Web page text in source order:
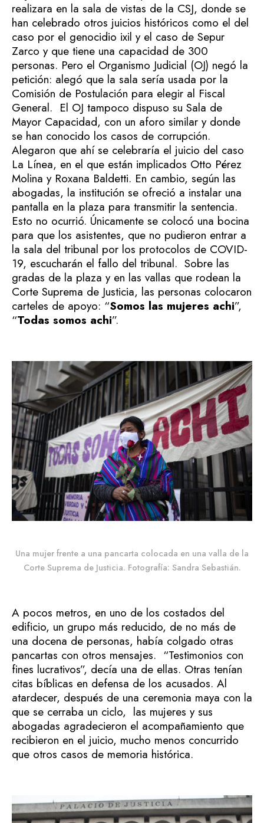
realizara en la sala de vistas de la CSJ, donde se
han celebrado otros juicios históricos como el del
caso por el genocidio ixil y el caso de Sepur
Zarco y que tiene una capacidad de 300
personas. Pero el Organismo Judicial (OJ) negó la
petición: alegó que la sala sería usada por la
Comisión de Postulación para elegir al Fiscal
General. El OJ tampoco dispuso su Sala de
Mayor Capacidad, con un aforo similar y donde
se han conocido los casos de corrupción.
Alegaron que ahí se celebraría el juicio del caso
La Línea, en el que están implicados Otto Pérez
Molina y Roxana Baldetti. En cambio, según las
abogadas, la institución se ofreció a instalar una
pantalla en la plaza para transmitir la sentencia.
Esto no ocurrió. Únicamente se colocó una bocina
para que los asistentes, que no pudieron entrar a
la sala del tribunal por los protocolos de COVID-
19, escucharán el fallo del tribunal. Sobre las
gradas de la plaza y en las vallas que rodean la
Corte Suprema de Justicia, las personas colocaron
carteles de apoyo: “Somos las mujeres achi”,
“Todas somos achi”.
Una mujer frente a una pancarta colocada en una valla de la
Corte Suprema de Justicia. Fotografía: Sandra Sebastián.
A pocos metros, en uno de los costados del
edificio, un grupo más reducido, de no más de
una docena de personas, había colgado otras
pancartas con otros mensajes. “Testimonios con
fines lucrativos”, decía una de ellas. Otras tenían
citas bíblicas en defensa de los acusados. Al
atardecer, después de una ceremonia maya con la
que se cerraba un ciclo, las mujeres y sus
abogadas agradecieron el acompañamiento que
recibieron en el juicio, mucho menos concurrido
que otros casos de memoria histórica.